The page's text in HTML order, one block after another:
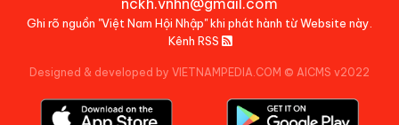
nckh.vnhn@gmail.com
Ghi rõ nguồn "Việt Nam Hội Nhập" khi phát hành từ Website này.
Kênh RSS
Designed & developed by VIETNAMPEDIA.COM © AICMS v2022